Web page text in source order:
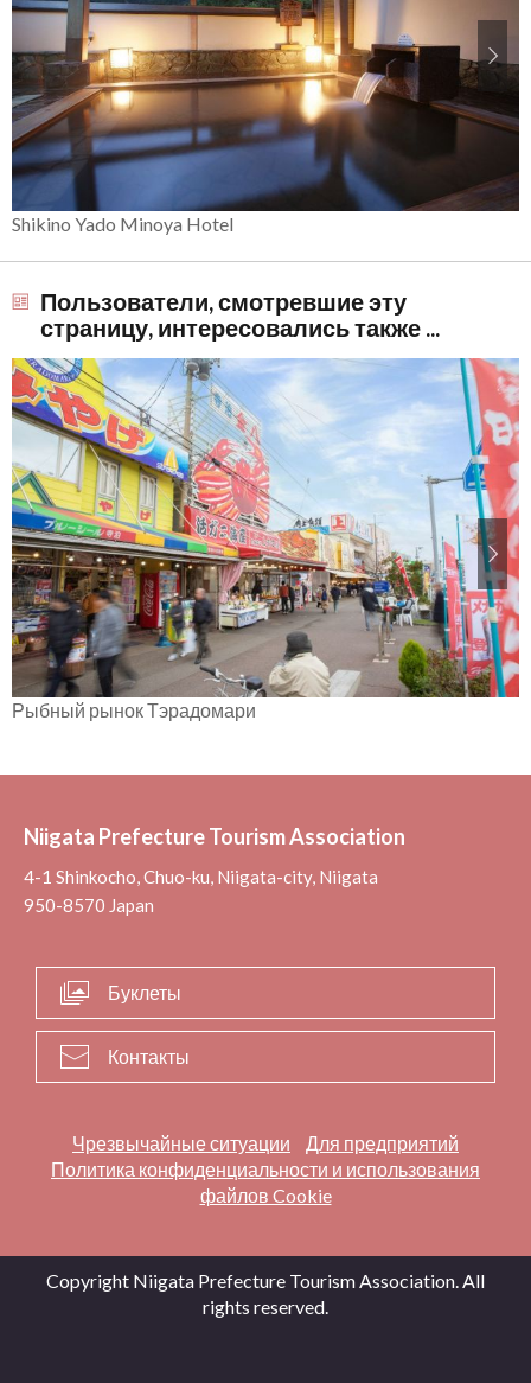
Shikino Yado Minoya Hotel
Пользователи, смотревшие эту
страницу, интересовались также ...
Рыбный рынок Тэрадомари
Niigata Prefecture Tourism Association
4-1 Shinkocho, Chuo-ku, Niigata-city, Niigata
950-8570 Japan
Буклеты
Контакты
Чрезвычайные ситуации
Для предприятий
Политика конфиденциальности и использования
файлов Cookie
Copyright Niigata Prefecture Tourism Association. All
rights reserved.